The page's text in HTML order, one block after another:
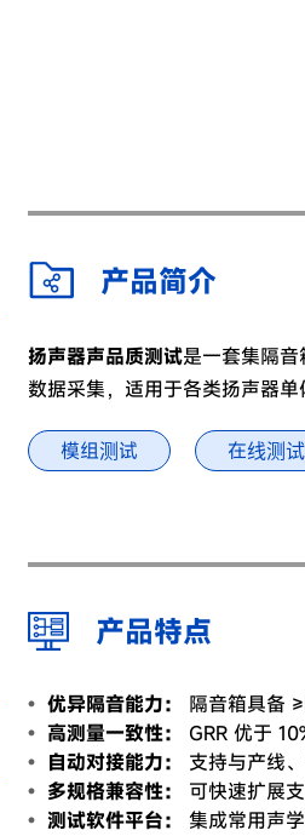
产品简介
扬声器声品质测试是一套集隔
数据采集，适用于各类扬声器
模组测试 在线测
产品特点
优异隔音能力：
隔音箱具备
高测量一致性：
GRR 优于
自动对接能力：
支持与产线
多规格兼容性：
可快速扩展
测试软件平台：
集成常用声